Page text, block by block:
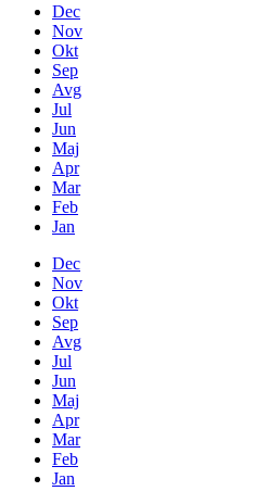
Dec
Nov
Okt
Sep
Avg
Jul
Jun
Maj
Apr
Mar
Feb
Jan
Dec
Nov
Okt
Sep
Avg
Jul
Jun
Maj
Apr
Mar
Feb
Jan